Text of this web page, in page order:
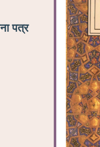
पत्र